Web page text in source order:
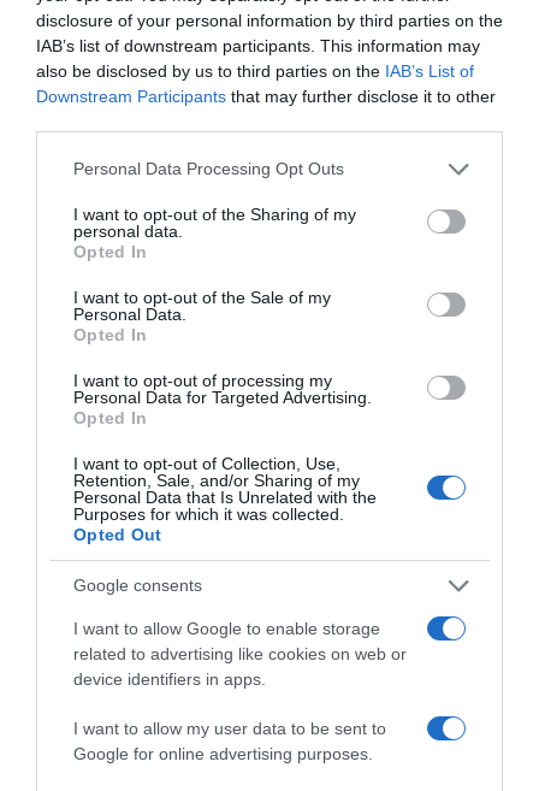
disclosure of your personal information by third parties on the
IAB’s list of downstream participants. This information may
also be disclosed by us to third parties on the IAB’s List of
Downstream Participants that may further disclose it to other
Please note that this website/app uses one or more Google
not limited to your visit or usage behaviour. You may click to
grant or deny consent to Google and its third-party tags to
use your data for below specified purposes in below Google
consent section.
Personal Data Processing Opt Outs
I want to opt-out of the Sharing of my
personal data.
Opted In
I want to opt-out of the Sale of my
Personal Data.
Opted In
I want to opt-out of processing my
Personal Data for Targeted Advertising.
Opted In
I want to opt-out of Collection, Use,
Retention, Sale, and/or Sharing of my
Personal Data that Is Unrelated with the
Purposes for which it was collected.
Opted Out
Google consents
I want to allow Google to enable storage
related to advertising like cookies on web or
device identifiers in apps.
I want to allow my user data to be sent to
Google for online advertising purposes.
αυτοκινητοδρόμους των κρατών-
μελών της ΕΕ
Οι περισσότερες χώρες πέτυχαν τους στόχους τους, εκτός
από τη Μάλτα
ΑΥΤΟΚΙΝΗΤΟ
Το smart #2 ξεκίνησε δοκιμές σε
δημόσιους δρόμους – Πότε